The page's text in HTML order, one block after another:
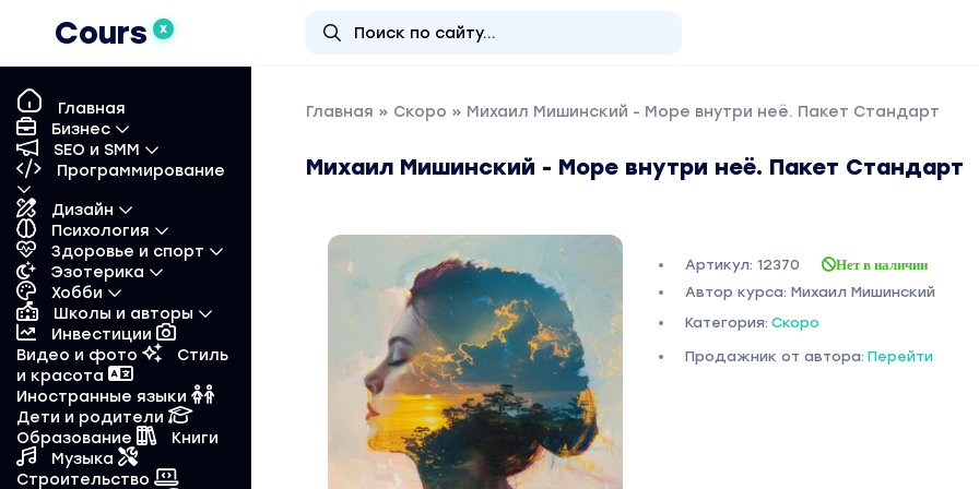
Cours X
Главная
Бизнес
SEO и SMM
Программирование
Дизайн
Психология
Здоровье и спорт
Эзотерика
Хобби
Школы и авторы
Инвестиции
Видео и фото
Стиль
и красота
Иностранные языки
Дети и родители
Образование
Книги
Музыка
Строительство
Главная » Скоро » Михаил Мишинский - Море внутри неё. Пакет Стандарт
Михаил Мишинский - Море внутри неё. Пакет Стандарт
Артикул: 12370 Нет в наличии
Автор курса: Михаил Мишинский
Категория: Скоро
Продажник от автора: Перейти